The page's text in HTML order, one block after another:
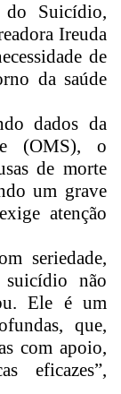
Suicídio,
Ireuda
de
da saúde
dados da
(OMS), o
de morte
um grave
atenção
seriedade,
suicídio não
Ele é um
que,
com apoio,
eficazes”,